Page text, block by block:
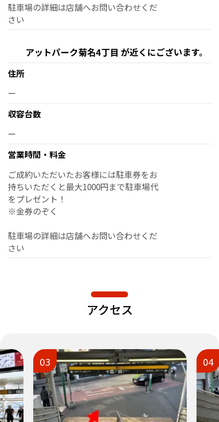
駐車場の詳細は店舗へお問い合わせくだ
さい
アットパーク菊名4丁目 が近くにございます。
住所
ー
収容台数
ー
営業時間・料金
ご成約いただいたお客様には駐車券をお
持ちいただくと最大1000円まで駐車場代
をプレゼント！
※金券のぞく
駐車場の詳細は店舗へお問い合わせくだ
さい
アクセス
03 04